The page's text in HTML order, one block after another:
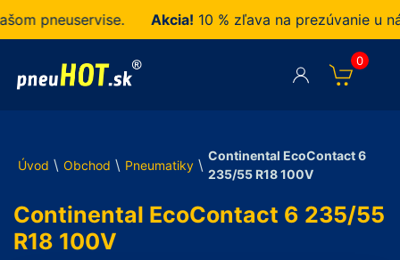
pneuservise. Akcia!10 % zľava na prezúvanie u
0
Úvod \ Obchod \ Pneumatiky \
Continental EcoContact 6
235/55 R18 100V
Continental EcoContact 6 235/55
R18 100V